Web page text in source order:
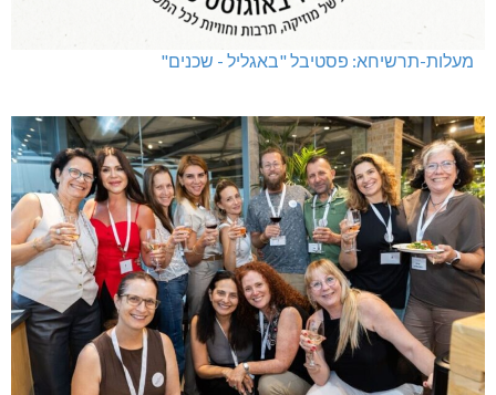
מעלות-תרשיחא: פסטיבל "באגליל - שכנים"